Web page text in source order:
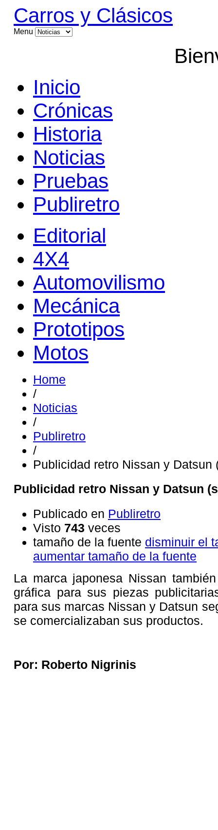
Carros y Clásicos
Menu
Inicio
Crónicas
Historia
Noticias
Pruebas
Publiretro
Editorial
4X4
Automovilismo
Mecánica
Prototipos
Motos
Home
/
Noticias
/
Publiretro
/
Publicidad retro Nissan y Datsun
Publicidad retro Nissan y Datsun
Publicado en Publiretro
Visto 743 veces
tamaño de la fuente disminuir el
aumentar tamaño de la fuente
La marca japonesa Nissan
gráfica para sus piezas
para sus marcas Nissan y Datsun
se comercializaban sus productos.
Por: Roberto Nigrinis